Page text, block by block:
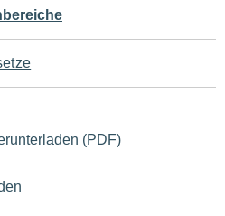
(PDF)